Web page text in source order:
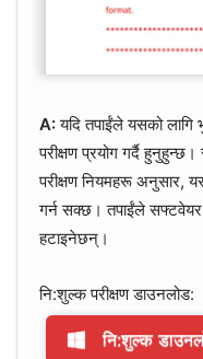
A:यदि तपाईंले यसको
परीक्षण प्रयोग गर्दै
परीक्षण नियमहरू अनुसार,
गर्न सक्छ। तपाईंले
हटाइनेछन्।
नि:शुल्क परीक्षण डाउनलोड:
नि:शुल्क